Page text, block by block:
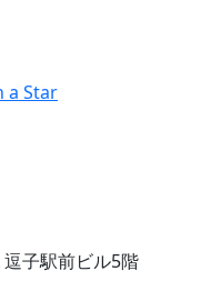
子駅前ビル5階